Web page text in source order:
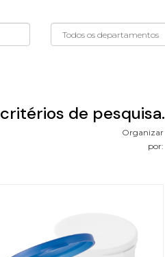
de pesquisa.
Organizar
por: